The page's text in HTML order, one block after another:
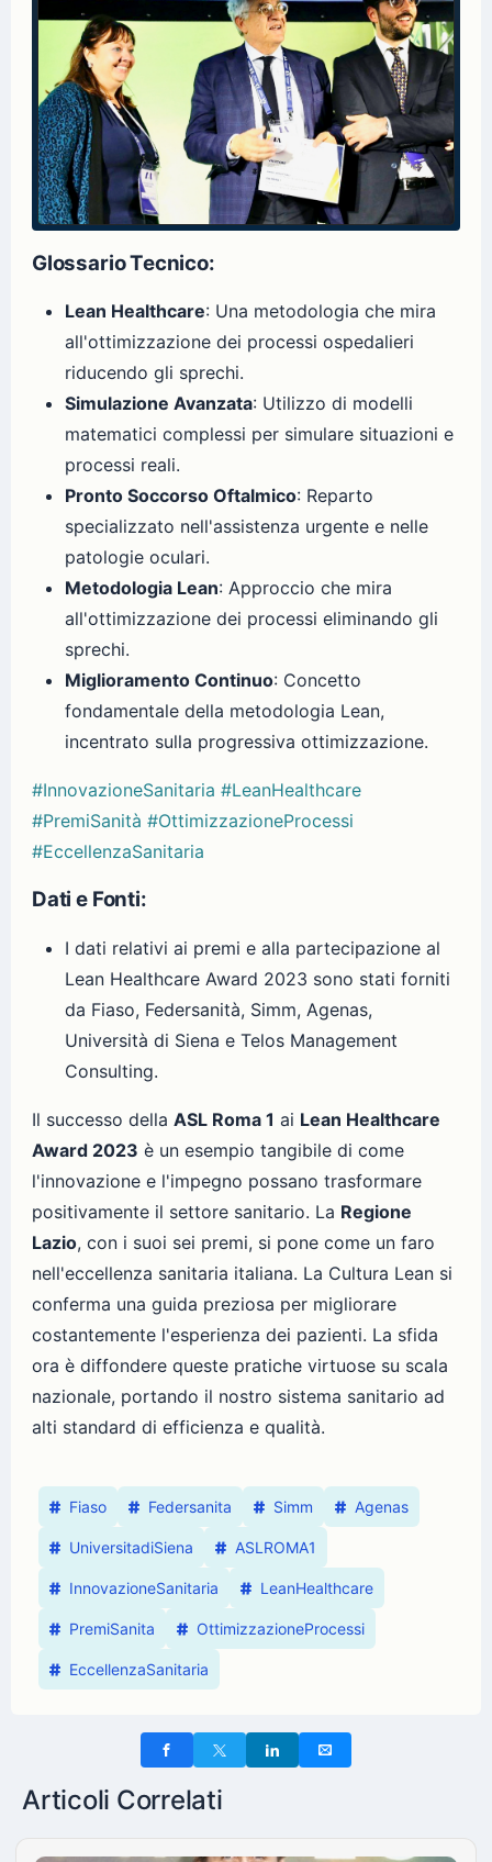
Glossario Tecnico:
Lean Healthcare: Una metodologia che mira
all'ottimizzazione dei processi ospedalieri
riducendo gli sprechi.
Simulazione Avanzata: Utilizzo di modelli
matematici complessi per simulare situazioni e
processi reali.
Pronto Soccorso Oftalmico: Reparto
specializzato nell'assistenza urgente e nelle
patologie oculari.
Metodologia Lean: Approccio che mira
all'ottimizzazione dei processi eliminando gli
sprechi.
Miglioramento Continuo: Concetto
fondamentale della metodologia Lean,
incentrato sulla progressiva ottimizzazione.
#InnovazioneSanitaria #LeanHealthcare
#PremiSanità #OttimizzazioneProcessi
#EccellenzaSanitaria
Dati e Fonti:
I dati relativi ai premi e alla partecipazione al
Lean Healthcare Award 2023 sono stati forniti
da Fiaso, Federsanità, Simm, Agenas,
Università di Siena e Telos Management
Consulting.
Il successo della ASL Roma 1 ai Lean Healthcare
Award 2023 è un esempio tangibile di come
l'innovazione e l'impegno possano trasformare
positivamente il settore sanitario. La Regione
Lazio, con i suoi sei premi, si pone come un faro
nell'eccellenza sanitaria italiana. La Cultura Lean si
conferma una guida preziosa per migliorare
costantemente l'esperienza dei pazienti. La sfida
ora è diffondere queste pratiche virtuose su scala
nazionale, portando il nostro sistema sanitario ad
alti standard di efficienza e qualità.
Fiaso Federsanita Simm Agenas
UniversitadiSiena ASLROMA1
InnovazioneSanitaria LeanHealthcare
PremiSanita OttimizzazioneProcessi
EccellenzaSanitaria
Articoli Correlati